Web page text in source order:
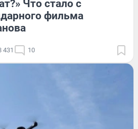
Что стало с
фильма
431 10